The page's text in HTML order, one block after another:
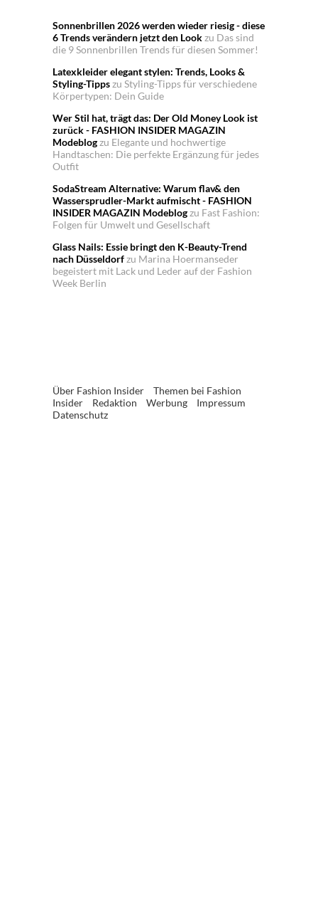
Sonnenbrillen 2026 werden wieder riesig - diese
6 Trends verändern jetzt den Lookzu Das sind
die 9 Sonnenbrillen Trends für diesen Sommer!
Latexkleider elegant stylen: Trends, Looks &
Styling-Tippszu Styling-Tipps für verschiedene
Körpertypen: Dein Guide
Wer Stil hat, trägt das: Der Old Money Look ist
zurück - FASHION INSIDER MAGAZIN
Modeblogzu Elegante und hochwertige
Handtaschen: Die perfekte Ergänzung für jedes
Outfit
SodaStream Alternative: Warum flav& den
Wassersprudler-Markt aufmischt - FASHION
INSIDER MAGAZIN Modeblogzu Fast Fashion:
Folgen für Umwelt und Gesellschaft
Glass Nails: Essie bringt den K-Beauty-Trend
nach Düsseldorfzu Marina Hoermanseder
begeistert mit Lack und Leder auf der Fashion
Week Berlin
Über Fashion Insider
Themen bei Fashion
Insider
Redaktion Werbung
Impressum
Datenschutz